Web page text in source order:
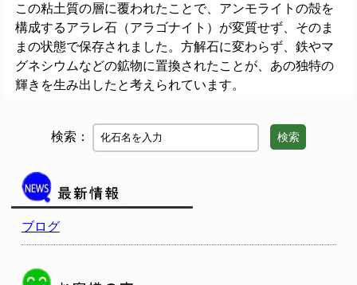
この粘土質の層に覆われたことで、アンモライトの殻を
構成するアラレ石（アラゴナイト）が変質せず、そのま
まの状態で保存されました。方解石に変わらず、鉄やマ
グネシウムなどの鉱物に置換されたことが、あの独特の
輝きを生み出したと考えられています。
検索： 検索
ブログ